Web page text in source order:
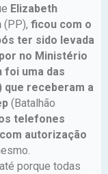
Elizabeth
(PP), ficou com o
ter sido levada
no Ministério
foi uma das
que receberam a
(Batalhão
telefones
autorização
porque todas